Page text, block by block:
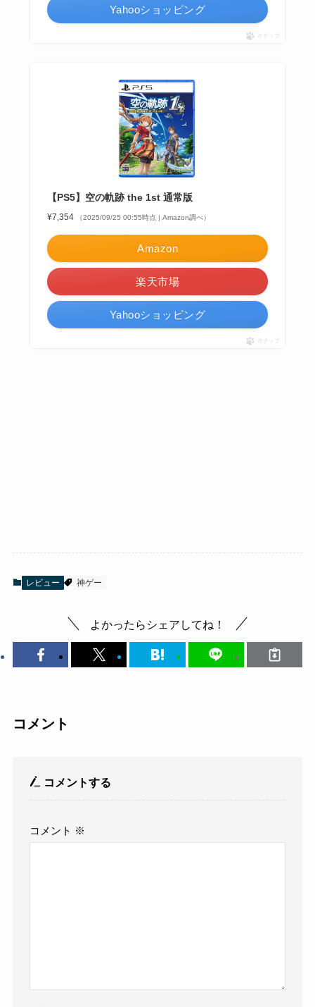
Yahooショッピング
ポチップ
【PS5】空の軌跡 the 1st 通常版
¥7,354 （2025/09/25 00:55時点 | Amazon調べ）
Amazon
楽天市場
Yahooショッピング
ポチップ
レビュー 神ゲー
よかったらシェアしてね！
コメント
コメントする
コメント ※